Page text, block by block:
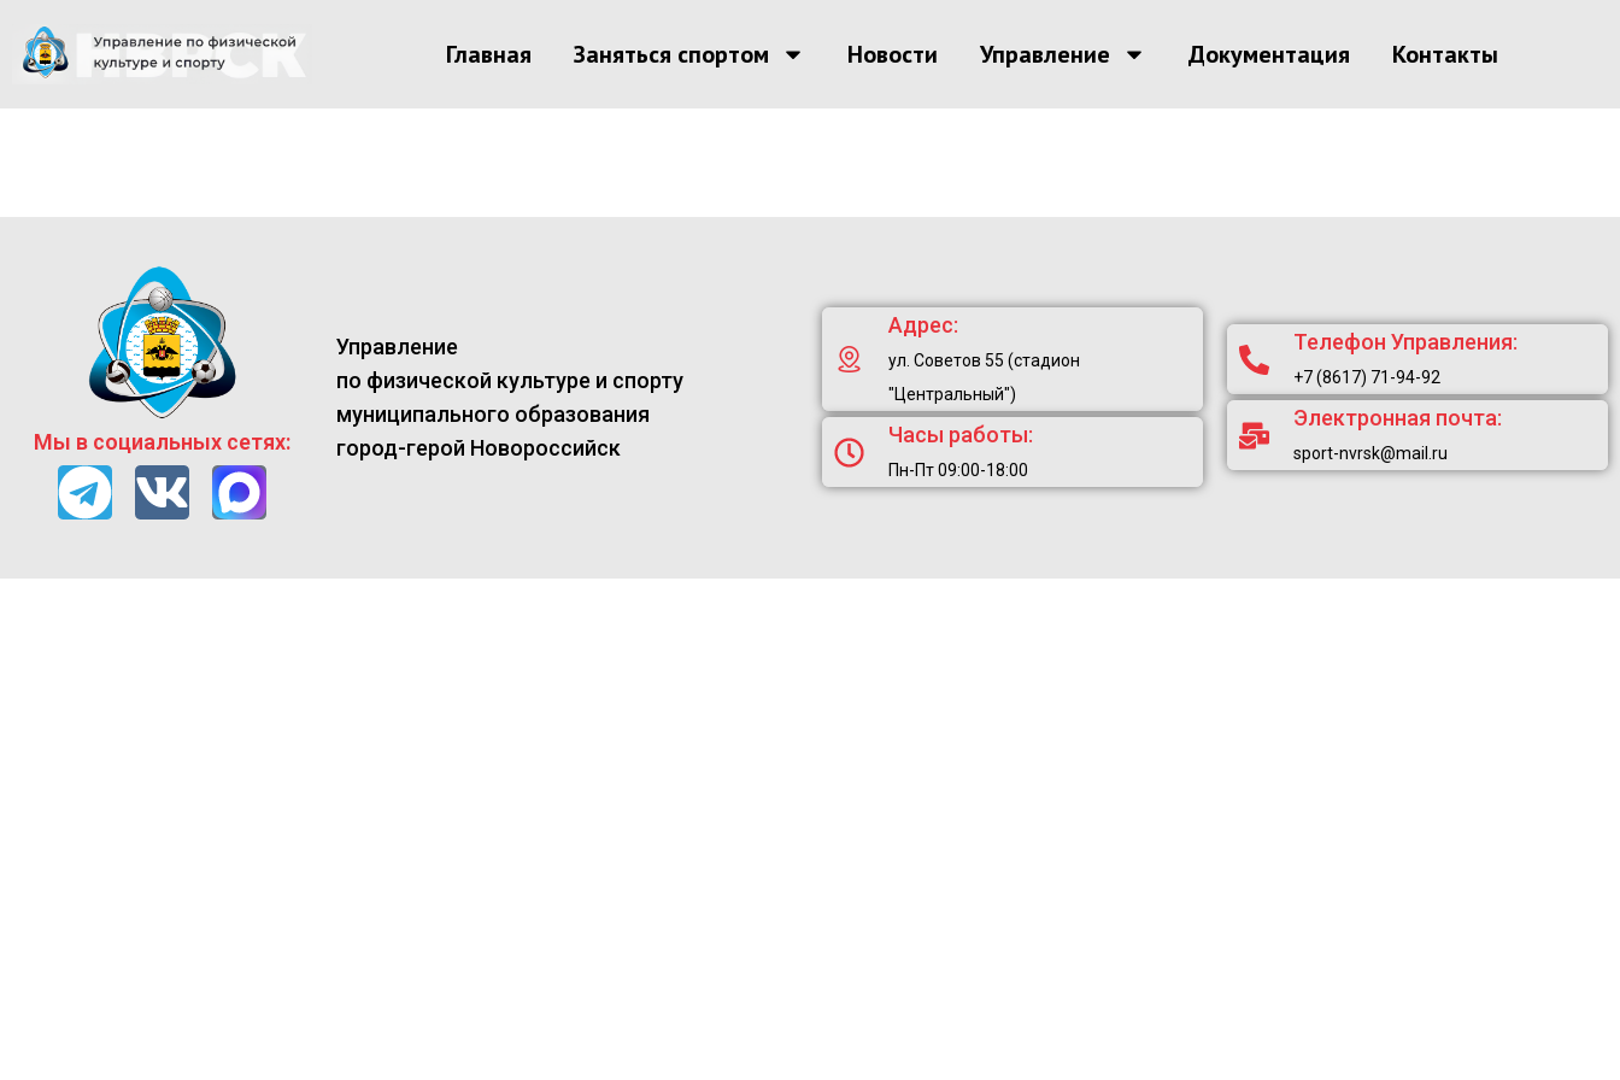
Главная Заняться спортом Новости Управление Документация Контакты
Мы в социальных сетях:
Управление
по физической культуре и спорту
муниципального образования
город-герой Новороссийск
Адрес:
ул. Советов 55 (стадион
"Центральный")
Часы работы:
Пн-Пт 09:00-18:00
Телефон Управления:
+7 (8617) 71-94-92
Электронная почта:
sport-nvrsk@mail.ru